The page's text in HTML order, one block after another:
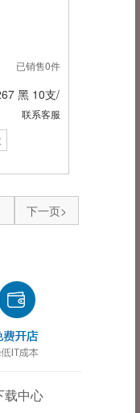
已销售0件
黑 10支/
联系客服
下一页>
载中心